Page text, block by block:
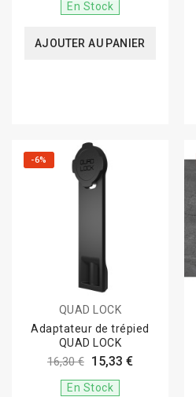
En Stock
AJOUTER AU PANIER
-6%
QUAD LOCK
Adaptateur de trépied
QUAD LOCK
16,30 € 15,33 €
En Stock